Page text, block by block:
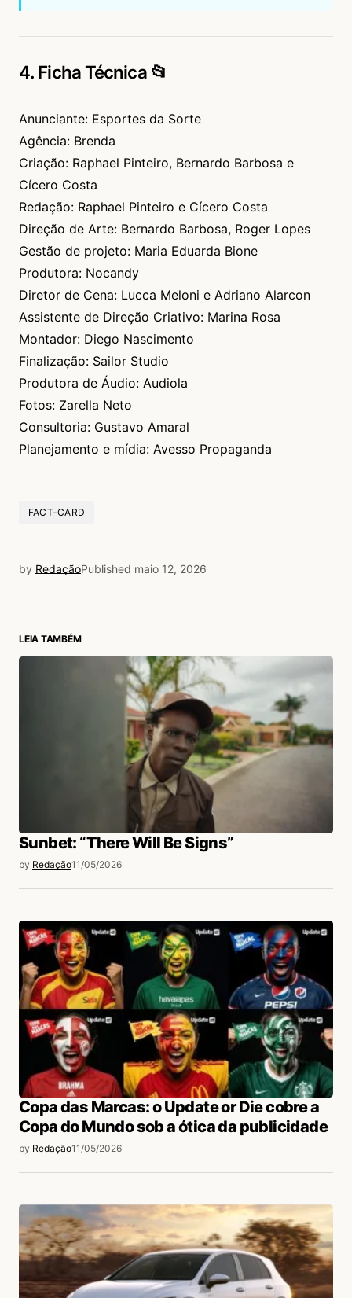
4. Ficha Técnica 📂
Anunciante: Esportes da Sorte
Agência: Brenda
Criação: Raphael Pinteiro, Bernardo Barbosa e
Cícero Costa
Redação: Raphael Pinteiro e Cícero Costa
Direção de Arte: Bernardo Barbosa, Roger Lopes
Gestão de projeto: Maria Eduarda Bione
Produtora: Nocandy
Diretor de Cena: Lucca Meloni e Adriano Alarcon
Assistente de Direção Criativo: Marina Rosa
Montador: Diego Nascimento
Finalização: Sailor Studio
Produtora de Áudio: Audiola
Fotos: Zarella Neto
Consultoria: Gustavo Amaral
Planejamento e mídia: Avesso Propaganda
FACT-CARD
by RedaçãoPublished maio 12, 2026
LEIA TAMBÉM
Sunbet: “There Will Be Signs”
by Redação11/05/2026
Copa das Marcas: o Update or Die cobre a
Copa do Mundo sob a ótica da publicidade
by Redação11/05/2026